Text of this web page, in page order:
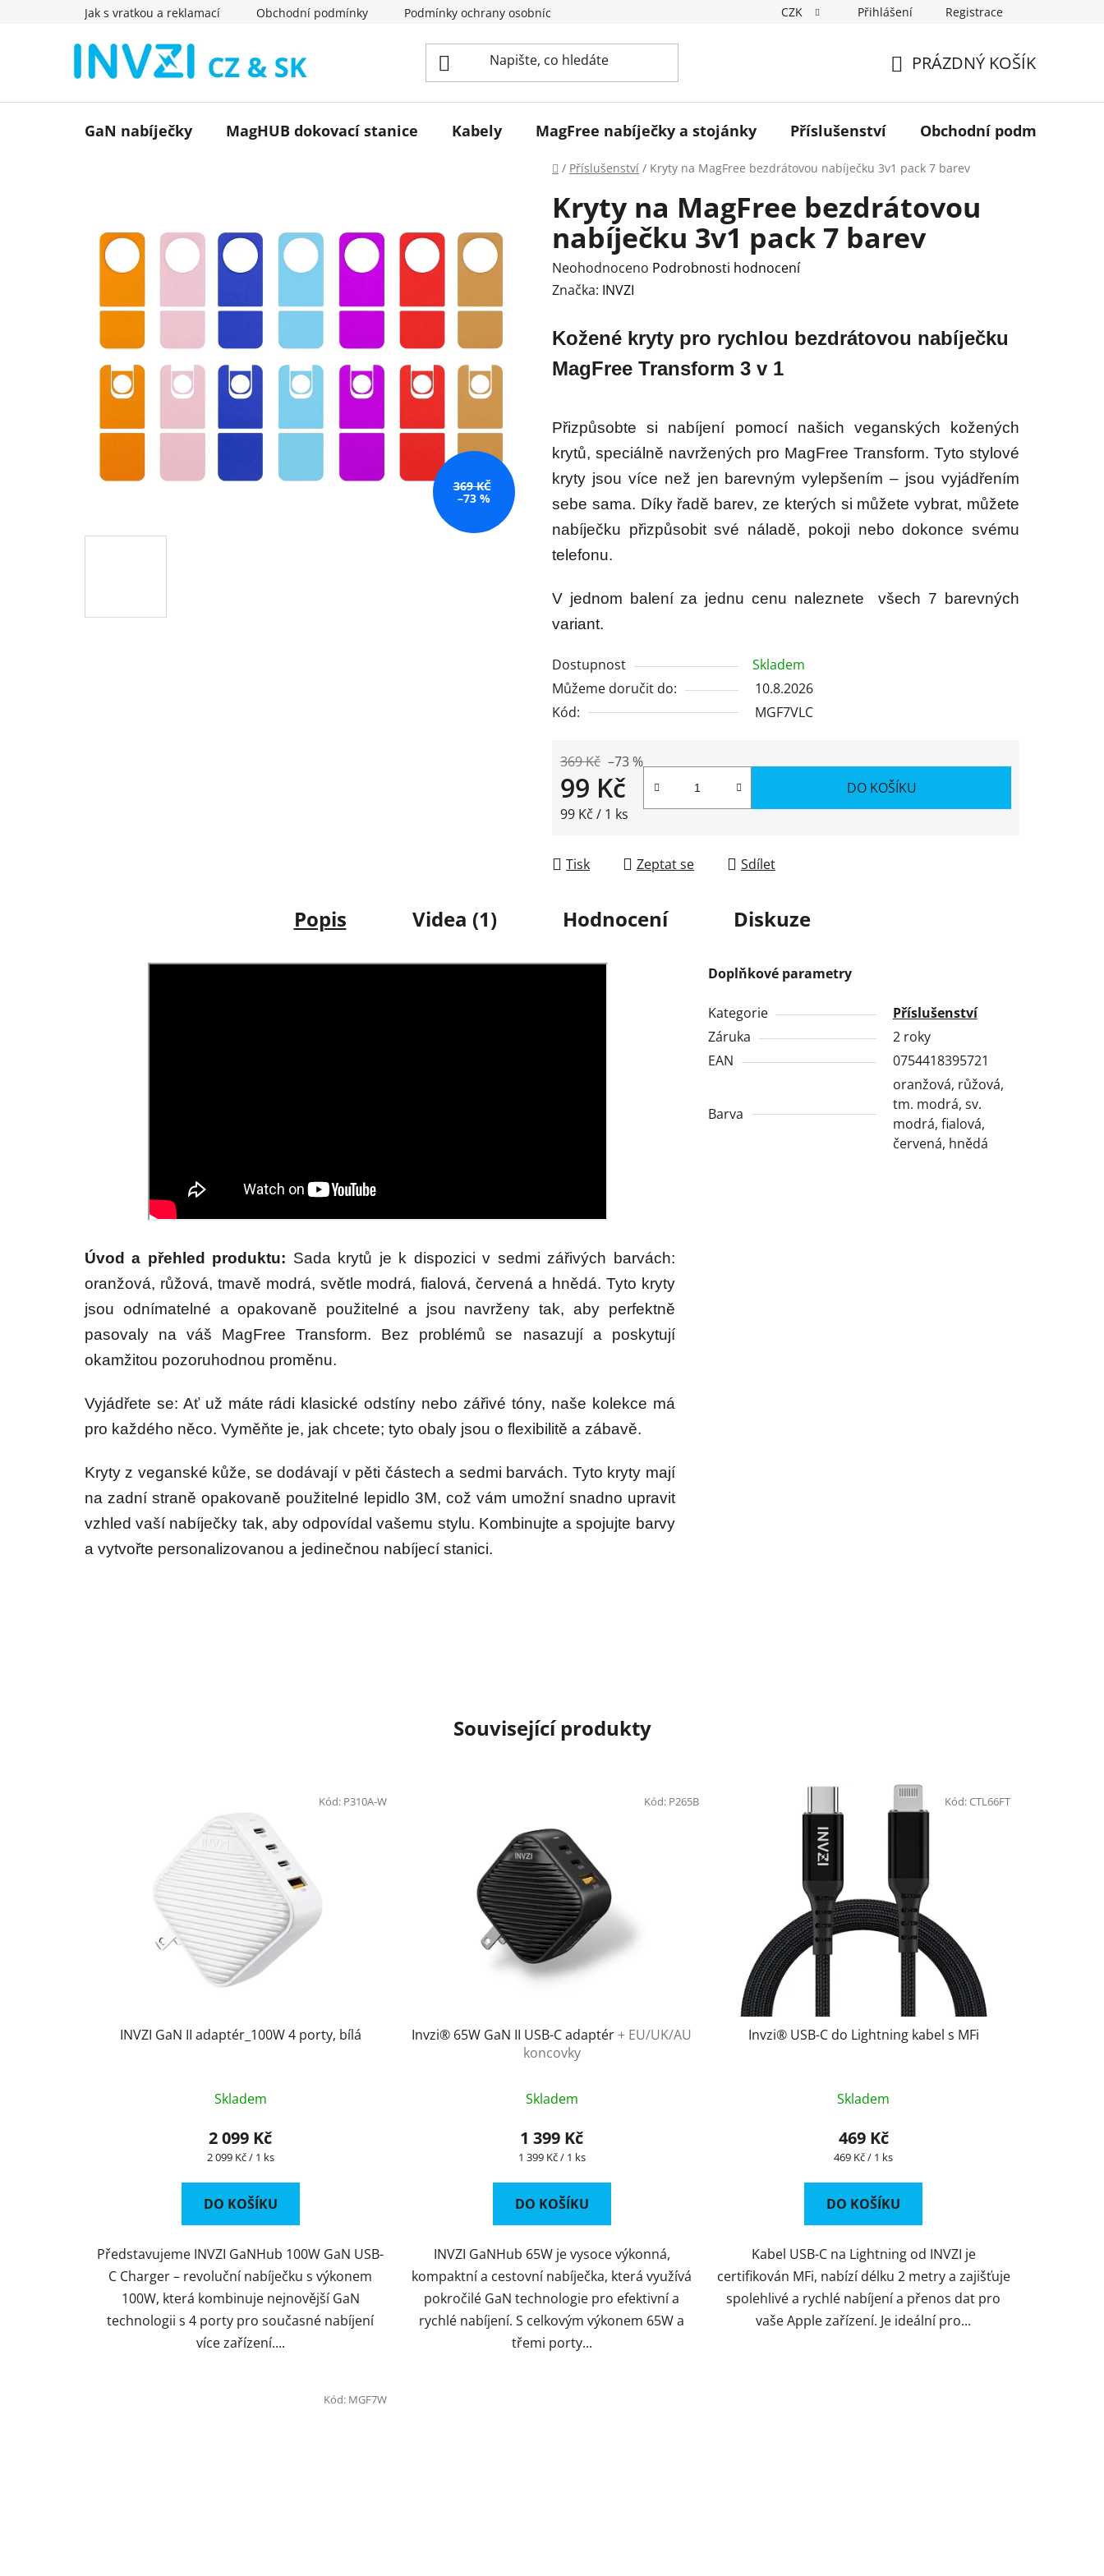
Jak s vratkou a reklamací Obchodní podmínky Podmínky ochrany osobních údajů CZK Přihlášení Registrace
KOŠÍK
PRÁZDNÝ KOŠÍK
GaN nabíječky MagHUB dokovací stanice Kabely MagFree nabíječky a stojánky Příslušenství Obchodní podmínky
Domů
/ Příslušenství / Kryty na MagFree bezdrátovou nabíječku 3v1 pack 7 barev
Kryty na MagFree bezdrátovou
nabíječku 3v1 pack 7 barev
Průměrné
hodnocení
je
z
hvězdiček.
Neohodnoceno Podrobnosti hodnocení
Značka: INVZI
Kožené kryty pro rychlou bezdrátovou nabíječku
MagFree Transform 3 v 1
Přizpůsobte si nabíjení pomocí našich veganských kožených
krytů, speciálně navržených pro MagFree Transform. Tyto stylové
kryty jsou více než jen barevným vylepšením – jsou vyjádřením
sebe sama. Díky řadě barev, ze kterých si můžete vybrat, můžete
nabíječku přizpůsobit své náladě, pokoji nebo dokonce svému
telefonu.
V jednom balení za jednu cenu naleznete všech 7 barevných
variant.
Dostupnost
Skladem
Můžeme doručit do:
10.8.2026
Kód:
MGF7VLC
369 Kč –73 %
99 Kč
Měrná cena:
99 Kč / 1 ks
DO KOŠÍKU
Tisk Zeptat se Sdílet
369 KČ
–73 %
Popis Videa (1) Hodnocení Diskuze
Úvod a přehled produktu: Sada krytů je k dispozici v sedmi zářivých barvách:
oranžová, růžová, tmavě modrá, světle modrá, fialová, červená a hnědá. Tyto kryty
jsou odnímatelné a opakovaně použitelné a jsou navrženy tak, aby perfektně
pasovaly na váš MagFree Transform. Bez problémů se nasazují a poskytují
okamžitou pozoruhodnou proměnu.
Vyjádřete se: Ať už máte rádi klasické odstíny nebo zářivé tóny, naše kolekce má
pro každého něco. Vyměňte je, jak chcete; tyto obaly jsou o flexibilitě a zábavě.
Kryty z veganské kůže, se dodávají v pěti částech a sedmi barvách. Tyto kryty mají
na zadní straně opakovaně použitelné lepidlo 3M, což vám umožní snadno upravit
vzhled vaší nabíječky tak, aby odpovídal vašemu stylu. Kombinujte a spojujte barvy
a vytvořte personalizovanou a jedinečnou nabíjecí stanici.
Doplňkové parametry
Kategorie
Příslušenství
Záruka
2 roky
EAN
0754418395721
Barva
oranžová, růžová,
tm. modrá, sv.
modrá, fialová,
červená, hnědá
Související produkty
INVZI GaN II adaptér_100W 4 porty, bílá
Skladem
2 099 Kč
Měrná
2 099 Kč / 1 ks
DO KOŠÍKU
Představujeme INVZI GaNHub 100W GaN USB-
C Charger – revoluční nabíječku s výkonem
100W, která kombinuje nejnovější GaN
technologii s 4 porty pro současné nabíjení
více zařízení....
Kód: P310A-W
Invzi® 65W GaN II USB-C adaptér+ EU/UK/AU
koncovky
Skladem
1 399 Kč
Měrná
1 399 Kč / 1 ks
DO KOŠÍKU
INVZI GaNHub 65W je vysoce výkonná,
kompaktní a cestovní nabíječka, která využívá
pokročilé GaN technologie pro efektivní a
rychlé nabíjení. S celkovým výkonem 65W a
třemi porty...
Kód: P265B
Invzi® USB-C do Lightning kabel s MFi
Skladem
469 Kč
Měrná
469 Kč / 1 ks
DO KOŠÍKU
Kabel USB-C na Lightning od INVZI je
certifikován MFi, nabízí délku 2 metry a zajišťuje
spolehlivé a rychlé nabíjení a přenos dat pro
vaše Apple zařízení. Je ideální pro...
Kód:CTL66FT
Kód: MGF7W